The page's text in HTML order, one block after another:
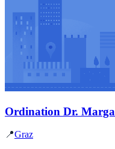
Ordination Dr.
📍Graz